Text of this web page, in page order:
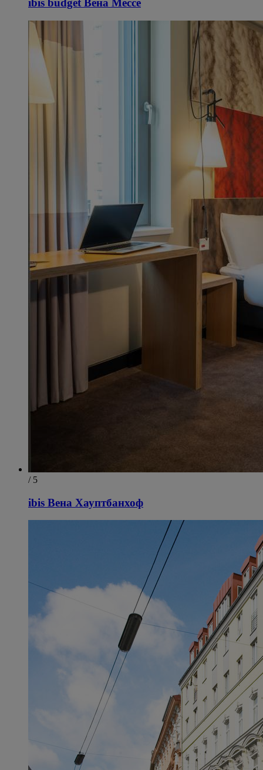
ibis budget Вена Мессе
/ 5
ibis Вена Хауптбанхоф